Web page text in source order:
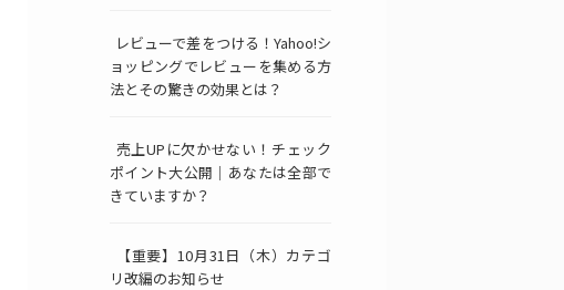
レビューで差をつける！Yahoo!シ
ョッピングでレビューを集める方
法とその驚きの効果とは？
売上UPに欠かせない！チェック
ポイント大公開｜あなたは全部で
きていますか？
【重要】10月31日（木）カテゴ
リ改編のお知らせ